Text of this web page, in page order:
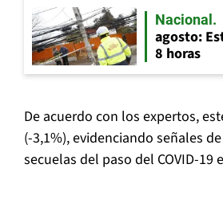
Nacional
agosto:
8 horas
De acuerdo con los expertos,
(-3,1%), evidenciando señales
secuelas del paso del COVID-19